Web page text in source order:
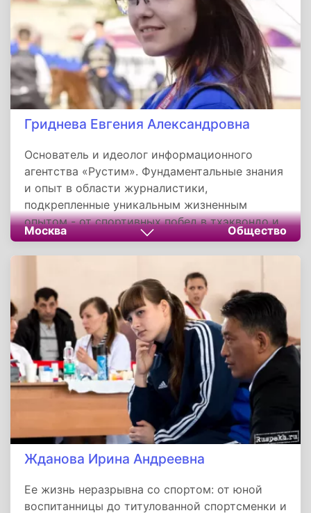
Гриднева Евгения Александровна
Основатель и идеолог информационного
агентства «Рустим». Фундаментальные знания
и опыт в области журналистики,
подкрепленные уникальным жизненным
опытом - от спортивных побед в тхэквондо и
общественной работы до практики в бизнесе
и на госслужбе - сформировали широкий
кругозор и глубокое понимание общества,
которые определяют её авторский стиль и
редакторскую политику.
Москва Общество
Жданова Ирина Андреевна
Ее жизнь неразрывна со спортом: от юной
воспитанницы до титулованной спортсменки и